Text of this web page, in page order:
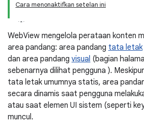
Cara menonaktifkan setelan ini
WebView mengelola perataan konten
area pandang: area pandang tata letak
dan area pandang visual (bagian
sebenarnya dilihat pengguna ).
tata letak umumnya statis, area
secara dinamis saat pengguna
atau saat elemen UI sistem (seperti
muncul.